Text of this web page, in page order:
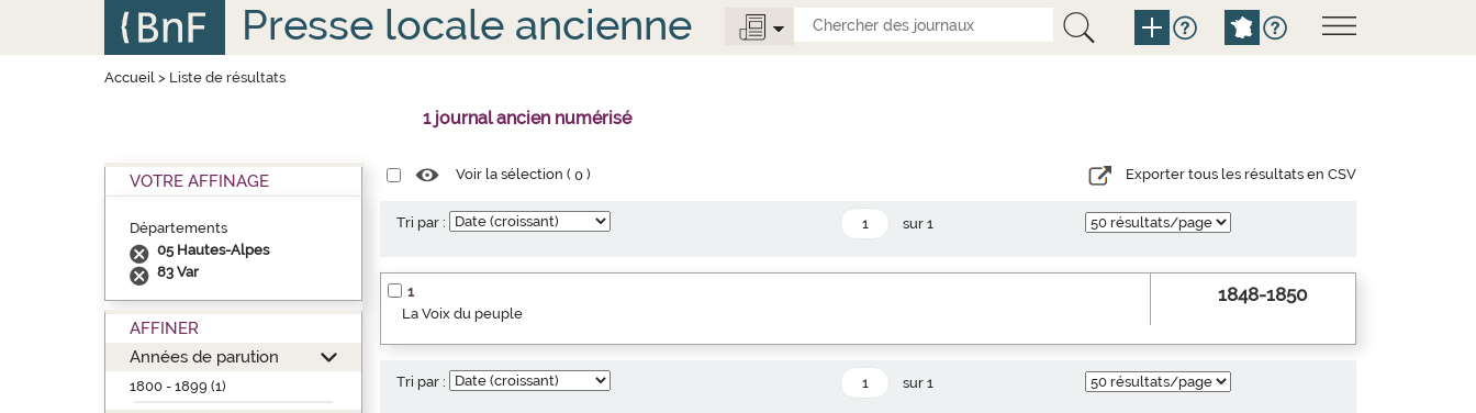
Presse locale ancienne
Accueil> Liste de résultats
1 journal ancien numérisé
VOTRE AFFINAGE
Départements
05 Hautes-Alpes
83 Var
AFFINER
Années de parution
1800 - 1899 (1)
Voir la sélection (0 ) Exporter tous les résultats en CSV
Tri par : sur 1
1
La Voix du peuple
1848-1850
Tri par : sur 1
Panneau de gestion des cookies